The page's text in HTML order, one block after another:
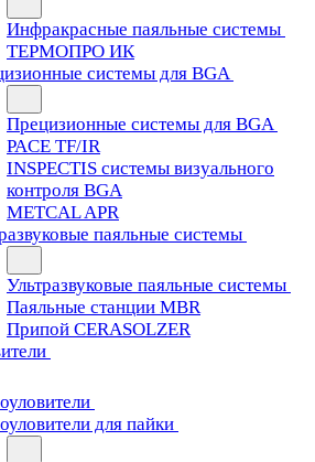
Инфракрасные паяльные системы
ТЕРМОПРО ИК
системы для BGA
Прецизионные системы для BGA
PACE TF/IR
INSPECTIS системы визуального
контроля BGA
METCAL APR
паяльные системы
Ультразвуковые паяльные системы
Паяльные станции MBR
Припой CERASOLZER
для пайки